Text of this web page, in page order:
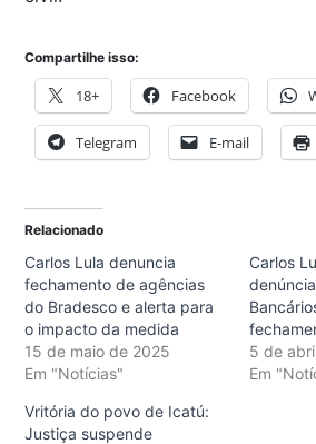
Compartilhe isso:
18+ Facebook
Telegram E-mail
Relacionado
Carlos Lula denuncia
fechamento de agências
do Bradesco e alerta para
o impacto da medida
15 de maio de 2025
Em "Notícias"
Carlos
5 de
Em
Vritória do povo de Icatú:
Justiça suspende